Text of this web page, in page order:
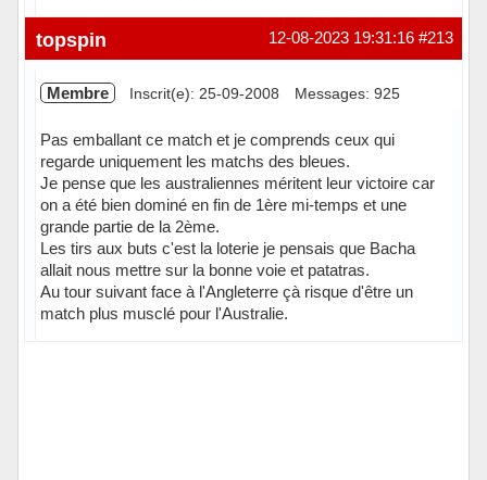
Hors ligne #213
12-08-2023 19:31:16
topspin
Membre Inscrit(e): 25-09-2008 Messages: 925
Pas emballant ce match et je comprends ceux qui
regarde uniquement les matchs des bleues.
Je pense que les australiennes méritent leur victoire car
on a été bien dominé en fin de 1ère mi-temps et une
grande partie de la 2ème.
Les tirs aux buts c'est la loterie je pensais que Bacha
allait nous mettre sur la bonne voie et patatras.
Au tour suivant face à l'Angleterre çà risque d'être un
match plus musclé pour l'Australie.